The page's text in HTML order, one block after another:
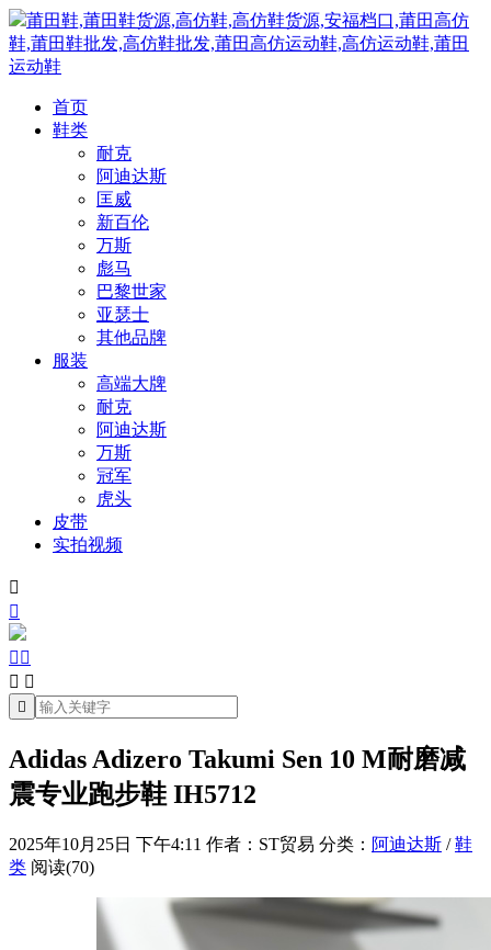
莆田鞋,莆田鞋货源,高仿鞋,高仿鞋货源,安福档口,莆田高仿
鞋,莆田鞋批发,高仿鞋批发,莆田高仿运动鞋,高仿运动鞋,莆田
运动鞋
首页
鞋类
耐克
阿迪达斯
匡威
新百伦
万斯
彪马
巴黎世家
亚瑟士
其他品牌
服装
高端大牌
耐克
阿迪达斯
万斯
冠军
虎头
皮带
实拍视频


 
 

Adidas Adizero Takumi Sen 10 M耐磨减
震专业跑步鞋 IH5712
2025年10月25日 下午4:11 作者：ST贸易 分类： 阿迪达斯 /鞋
类 阅读(70)